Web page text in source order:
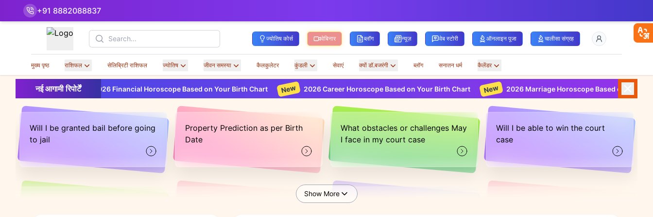
+91 8882088837
Search ज्योतिष कोर्स वेबिनार ब्लॉग न्यूज़ वेब स्टोरी ऑनलाइन पूजा चालीसा संग्रह
मुख्य पृष्ठ राशिफल सेलिब्रिटी राशिफल ज्योतिष जीवन समस्या कैलकुलेटर कुंडली सेवाएं क्यों डॉ.बजरंगी ब्लॉग सनातन धर्म कैलेंडर
नई आगामी रिपोर्टें
New 2026 Financial Horoscope Based on Your Birth Chart New 2026 Career Horoscope Based on Your Birth Chart New 2026 Marriage Horoscope Based on Your Birth Chart
Will I be granted bail before going
to jail
Property Prediction as per Birth
Date
What obstacles or challenges May
I face in my court case
Will I be able to win the court
case
Will my case be concluded this
What will my spouse career be
Show More